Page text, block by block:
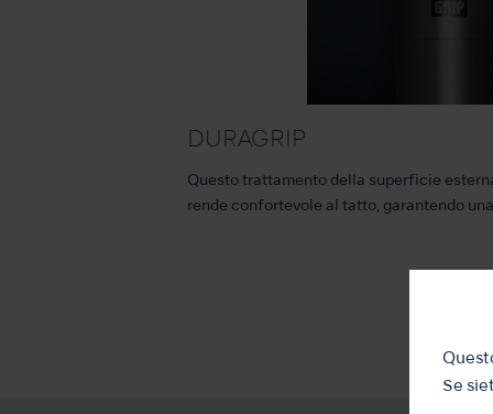
Se
DURAGRIP
Questo trattamento della superficie
rende confortevole al tatto, garantendo